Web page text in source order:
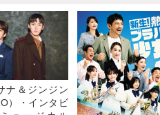
ナ＆ジンジン
）・インタビ